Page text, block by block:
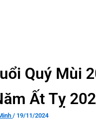
Quý Mùi
Ất Tỵ
/ 19/11/2024